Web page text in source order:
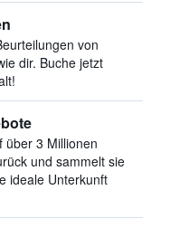
von
dir. Buche jetzt
über 3 Millionen
und sammelt sie
ideale Unterkunft